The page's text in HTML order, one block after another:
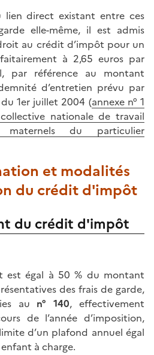
direct existant entre ces
elle-même, il est admis
au crédit d’impôt pour un
à 2,65 euros par
par référence au montant
d’entretien prévu par
1er juillet 2004 (annexe n° 1
nationale de travail
maternels du particulier
et modalités
du crédit d'impôt
du crédit d'impôt
est égal à 50 % du montant
des frais de garde,
au n° 140, effectivement
de l’année d’imposition,
d’un plafond annuel égal
à charge.